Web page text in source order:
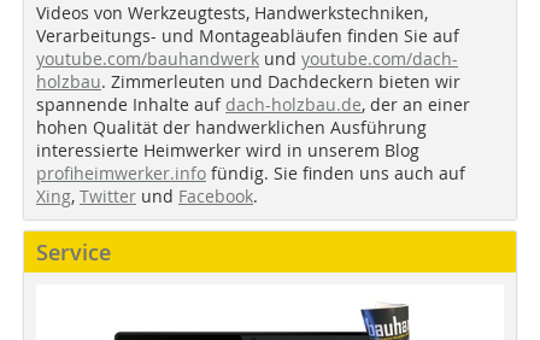
Videos von Werkzeugtests, Handwerkstechniken,
Verarbeitungs- und Montageabläufen finden Sie auf
youtube.com/bauhandwerk und youtube.com/dach-
holzbau. Zimmerleuten und Dachdeckern bieten wir
spannende Inhalte auf dach-holzbau.de, der an einer
hohen Qualität der handwerklichen Ausführung
interessierte Heimwerker wird in unserem Blog
profiheimwerker.info fündig. Sie finden uns auch auf
Xing, Twitter und Facebook.
Service